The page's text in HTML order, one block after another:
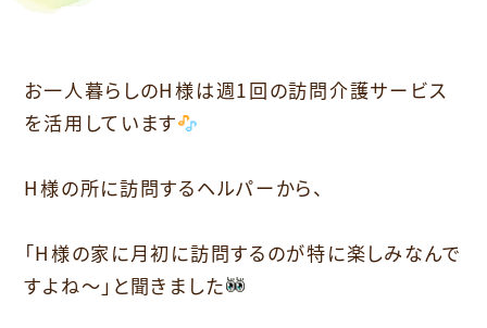
お一人暮らしのH様は週1回の訪問介護サービス
を活用しています
H様の所に訪問するヘルパーから、
「H様の家に月初に訪問するのが特に楽しみなんで
すよね〜」と聞きました